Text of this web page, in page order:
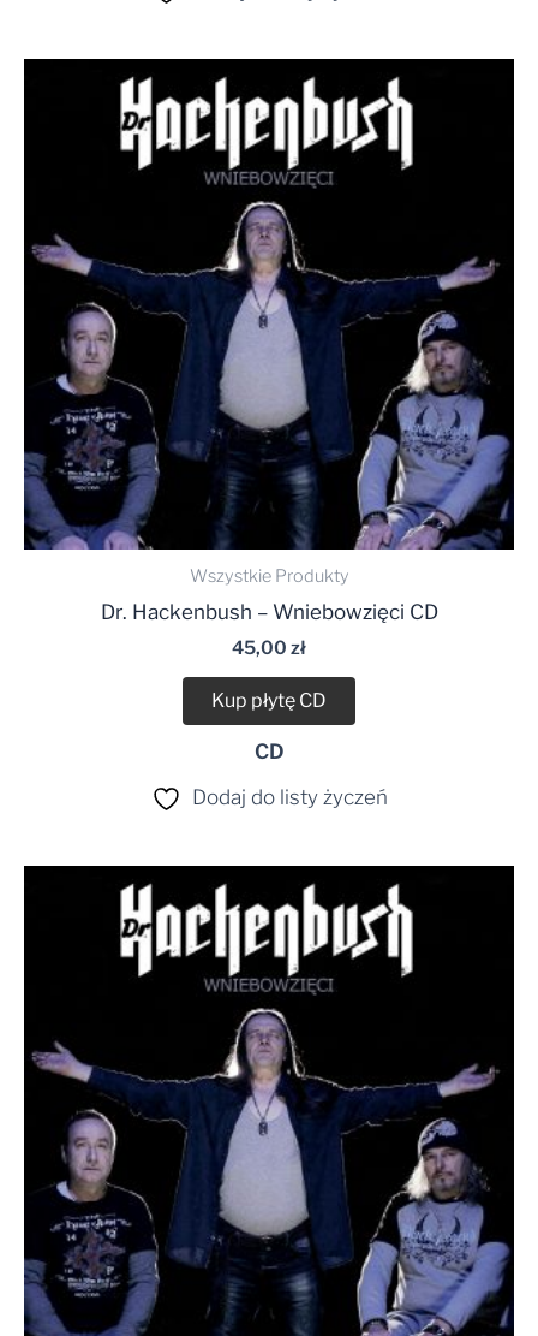
Wszystkie Produkty
Dr. Hackenbush – Wniebowzięci CD
45,00 zł
Kup płytę CD
CD
Dodaj do listy życzeń